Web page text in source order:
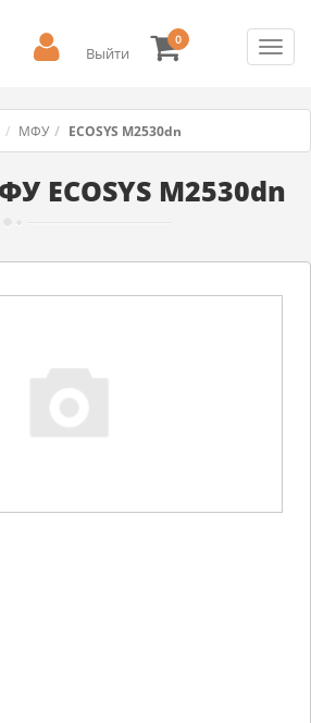
Выйти
0
МФУ ECOSYS M2530dn
ECOSYS M2530dn